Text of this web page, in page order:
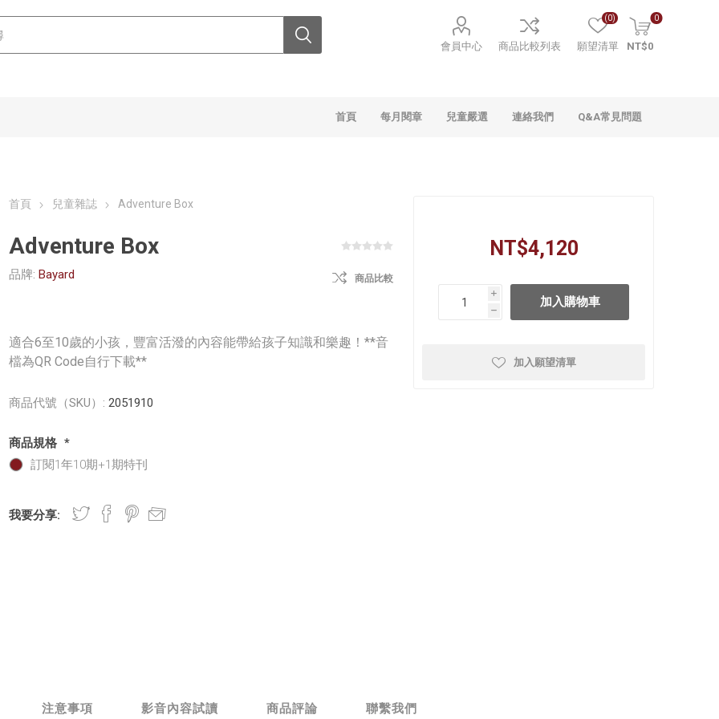
會員中心 商品比較列表 願望清單
(0) 0
NT$0
首頁 每月閱章 兒童嚴選 連絡我們 Q&A常見問題
首頁 兒童雜誌 Adventure Box
Adventure Box
品牌: Bayard 商品比較
適合6至10歲的小孩，豐富活潑的內容能帶給孩子知識和樂趣！**音
檔為QR Code自行下載**
商品代號（SKU）: 2051910
商品規格 *
訂閱1年10期+1期特刊
我要分享:
NT$4,120
i
h
加入願望清單
注意事項 影音內容試讀 商品評論 聯繫我們